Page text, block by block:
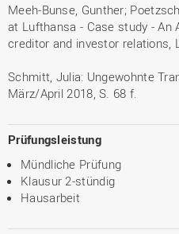
Meeh-Bunse, Gunther;
at Lufthansa - Case study - An
creditor and investor relations,
Schmitt, Julia: Ungewohnte
März/April 2018, S. 68 f.
Prüfungsleistung
Mündliche Prüfung
Klausur 2-stündig
Hausarbeit